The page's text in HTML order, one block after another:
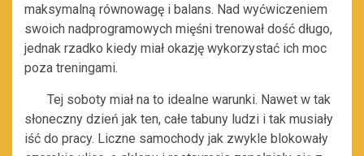
maksymalną równowagę i balans. Nad wyćwiczeniem
swoich nadprogramowych mięśni trenował dość długo,
jednak rzadko kiedy miał okazję wykorzystać ich moc
poza treningami.
Tej soboty miał na to idealne warunki. Nawet w tak
słoneczny dzień jak ten, całe tabuny ludzi i tak musiały
iść do pracy. Liczne samochody jak zwykle blokowały